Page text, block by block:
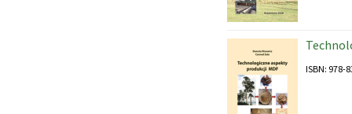
ISBN: 978-